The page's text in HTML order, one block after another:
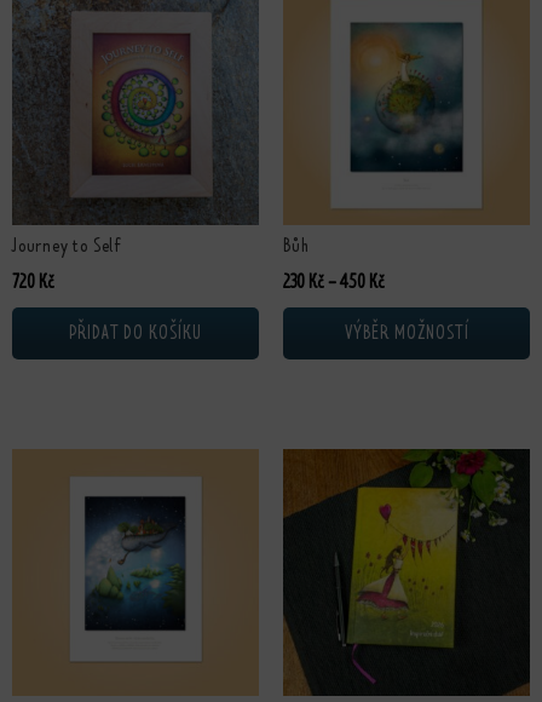
Journey to Self
720 Kč
PŘIDAT DO KOŠÍKU
Bůh
230 Kč –450 KčRozpětí cen: 230 Kč až
VÝBĚR MOŽNOSTÍ
Tento produkt má více variant. Možnosti lze vybrat na stránce produktu